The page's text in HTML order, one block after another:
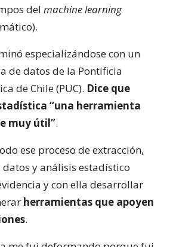
del machine learning
especializándose con un
de datos de la Pontificia
de Chile (PUC). Dice que
“una herramienta
muy útil”.
ese proceso de extracción,
y análisis estadístico
y con ella desarrollar
herramientas que apoyen
.